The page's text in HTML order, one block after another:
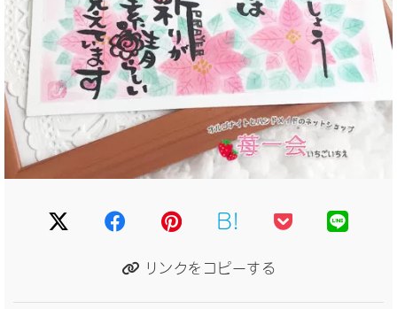
B!
リンクをコピーする